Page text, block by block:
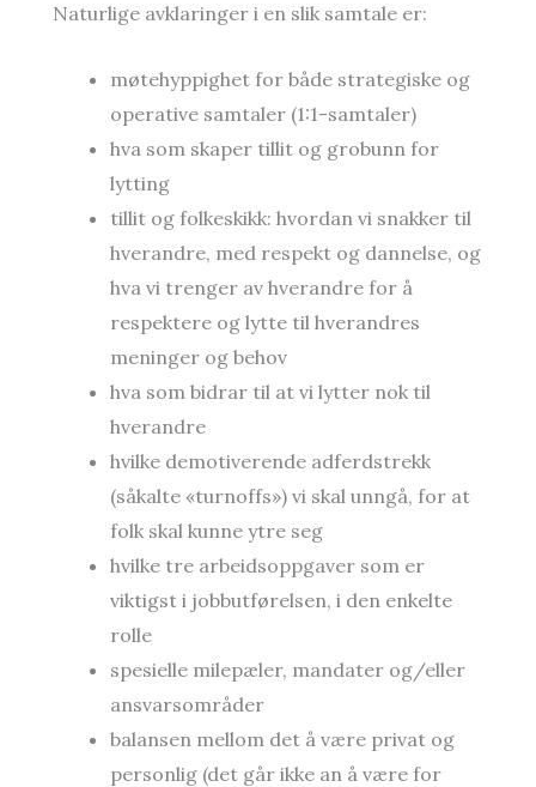
Naturlige avklaringer i en slik samtale er:
møtehyppighet for både strategiske og
operative samtaler (1:1-samtaler)
hva som skaper tillit og grobunn for
lytting
tillit og folkeskikk: hvordan vi snakker til
hverandre, med respekt og dannelse, og
hva vi trenger av hverandre for å
respektere og lytte til hverandres
meninger og behov
hva som bidrar til at vi lytter nok til
hverandre
hvilke demotiverende adferdstrekk
(såkalte «turnoffs») vi skal unngå, for at
folk skal kunne ytre seg
hvilke tre arbeidsoppgaver som er
viktigst i jobbutførelsen, i den enkelte
rolle
spesielle milepæler, mandater og/eller
ansvarsområder
balansen mellom det å være privat og
personlig (det går ikke an å være for